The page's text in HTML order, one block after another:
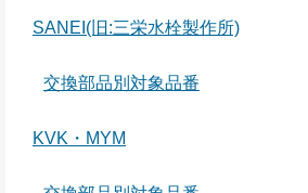
SANEI(旧:三栄水栓製作所)
交換部品別対象品番
KVK・MYM